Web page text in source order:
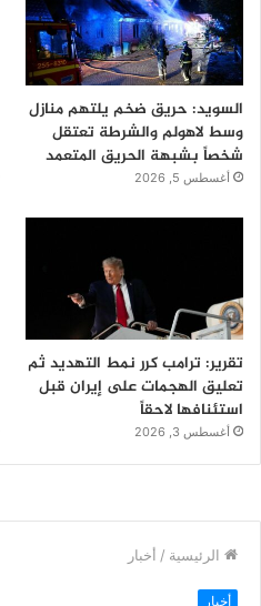
السويد: حريق ضخم يلتهم منازل
وسط لاهولم والشرطة تعتقل
شخصاً بشبهة الحريق المتعمد
أغسطس 5, 2026
تقرير: ترامب كرر نمط التهديد ثم
تعليق الهجمات على إيران قبل
استئنافها لاحقاً
أغسطس 3, 2026